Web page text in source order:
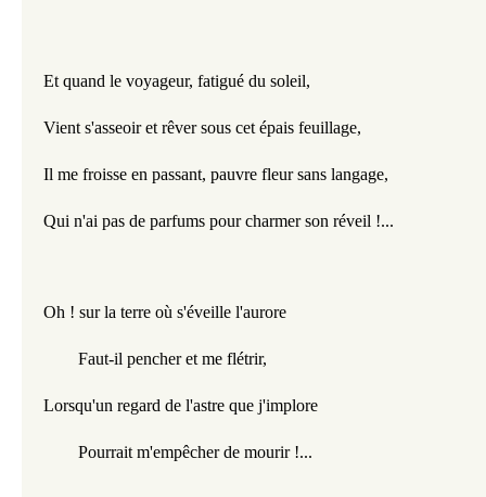
Et quand le voyageur, fatigué du soleil,
Vient s'asseoir et rêver sous cet épais feuillage,
Il me froisse en passant, pauvre fleur sans langage,
Qui n'ai pas de parfums pour charmer son réveil !...
Oh ! sur la terre où s'éveille l'aurore
Faut-il pencher et me flétrir,
Lorsqu'un regard de l'astre que j'implore
Pourrait m'empêcher de mourir !...